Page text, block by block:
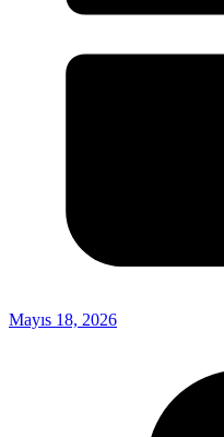
Mayıs 18, 2026